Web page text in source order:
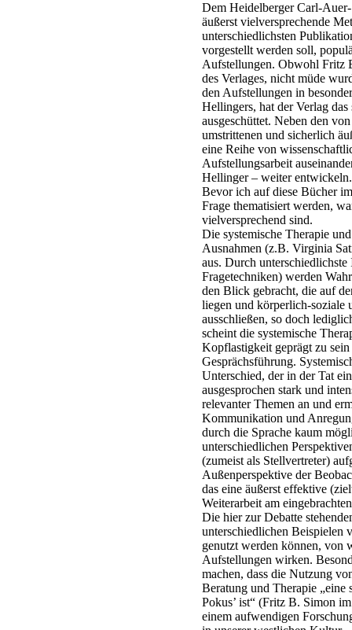
Dem Heidelberger Carl-
äußerst vielversprechende
unterschiedlichsten
vorgestellt werden soll,
Aufstellungen. Obwohl Fritz
des Verlages, nicht müde
den Aufstellungen in
Hellingers, hat der Verlag
ausgeschüttet. Neben den
umstrittenen und sicherlich
eine Reihe von
Aufstellungsarbeit
Hellinger – weiter entwickeln.
Bevor ich auf diese Bücher
Frage thematisiert werden,
vielversprechend sind.
Die systemische Therapie
Ausnahmen (z.B. Virginia
aus. Durch
Fragetechniken) werden
den Blick gebracht, die auf
liegen und körperlich-soziale
ausschließen, so doch
scheint die systemische
Kopflastigkeit geprägt zu
Gesprächsführung.
Unterschied, der in der Tat
ausgesprochen stark und
relevanter Themen an und
Kommunikation und
durch die Sprache kaum
unterschiedlichen
(zumeist als Stellvertreter)
Außenperspektive der
das eine äußerst effektive
Weiterarbeit am
Die hier zur Debatte
unterschiedlichen Beispielen
genutzt werden können, von
Aufstellungen wirken.
machen, dass die Nutzung
Beratung und Therapie „eine
Pokus’ ist“ (Fritz B. Simon
einem aufwendigen